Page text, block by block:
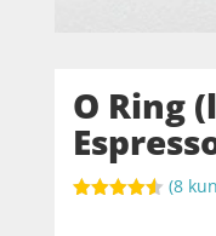
O Ring
(8